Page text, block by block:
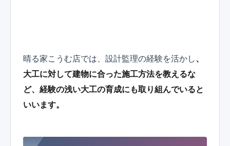
晴る家こうむ店では、設計監理の経験を活かし、
大工に対して建物に合った施工方法を教えるな
ど、経験の浅い大工の育成にも取り組んでいると
いいます。